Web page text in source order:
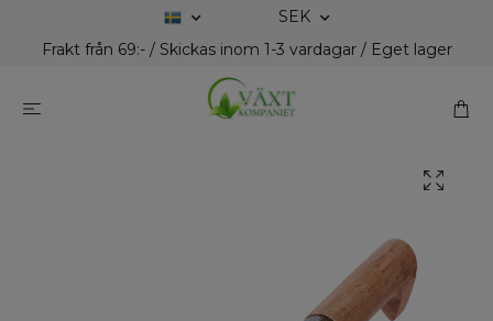
SEK
Frakt från 69:- / Skickas inom 1-3 vardagar / Eget lager